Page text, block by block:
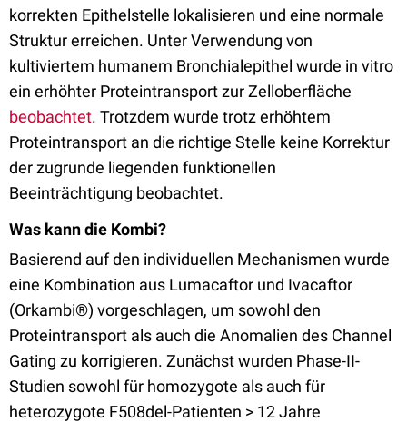
korrekten Epithelstelle lokalisieren und eine normale
Struktur erreichen. Unter Verwendung von
kultiviertem humanem Bronchialepithel wurde in vitro
ein erhöhter Proteintransport zur Zelloberfläche
beobachtet. Trotzdem wurde trotz erhöhtem
Proteintransport an die richtige Stelle keine Korrektur
der zugrunde liegenden funktionellen
Beeinträchtigung beobachtet.
Was kann die Kombi?
Basierend auf den individuellen Mechanismen wurde
eine Kombination aus Lumacaftor und Ivacaftor
(Orkambi®) vorgeschlagen, um sowohl den
Proteintransport als auch die Anomalien des Channel
Gating zu korrigieren. Zunächst wurden Phase-II-
Studien sowohl für homozygote als auch für
heterozygote F508del-Patienten > 12 Jahre